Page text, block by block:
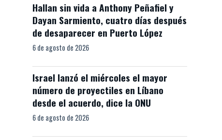
Hallan sin vida a Anthony Peñafiel y
Dayan Sarmiento, cuatro días después
de desaparecer en Puerto López
6 de agosto de 2026
Israel lanzó el miércoles el mayor
número de proyectiles en Líbano
desde el acuerdo, dice la ONU
6 de agosto de 2026